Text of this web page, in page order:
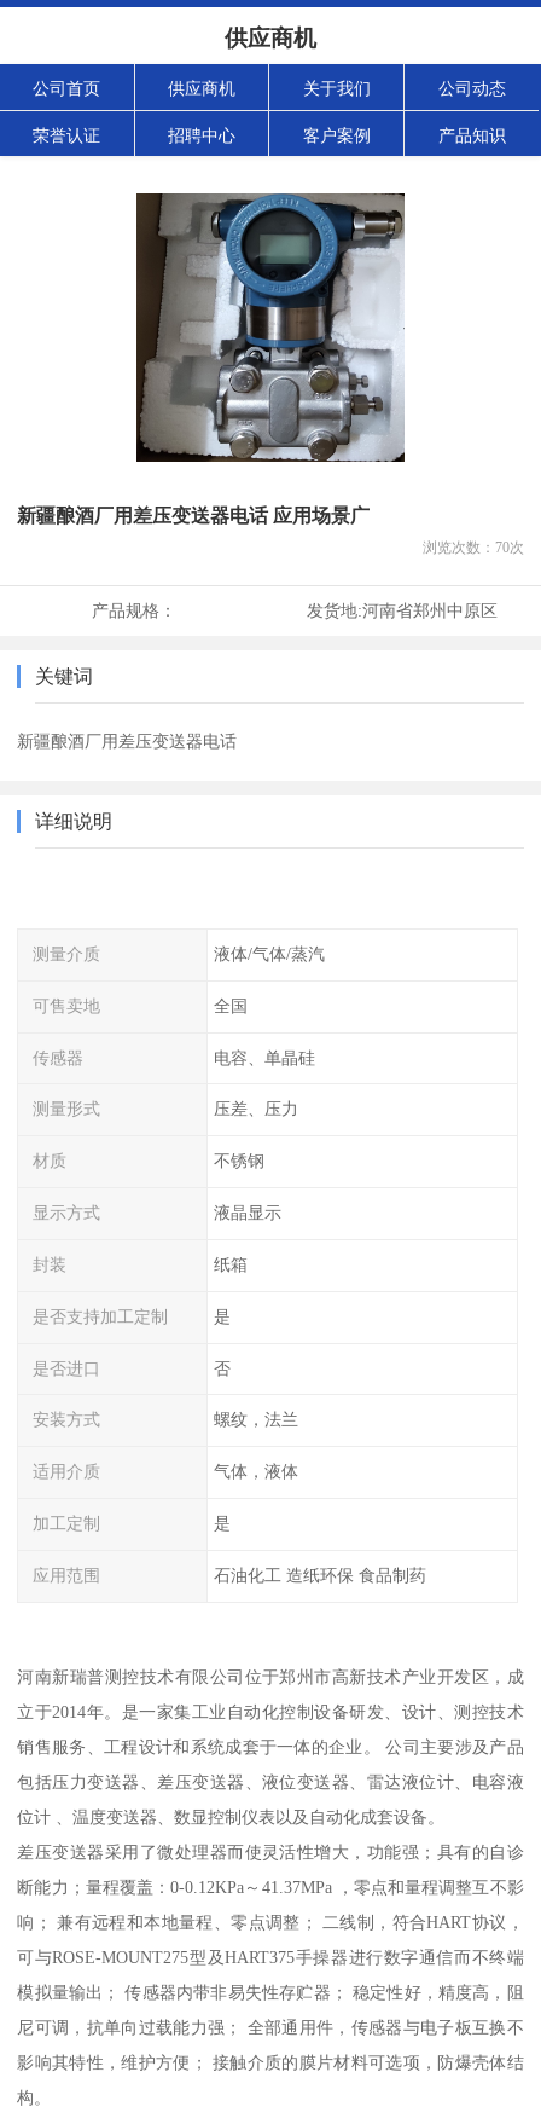
供应商机
公司首页 供应商机 关于我们 公司动态
荣誉认证 招聘中心 客户案例 产品知识
新疆酿酒厂用差压变送器电话 应用场景广
浏览次数： 70次
产品规格： 发货地:河南省郑州中原区
关键词
新疆酿酒厂用差压变送器电话
详细说明
测量介质 液体/气体/蒸汽
可售卖地 全国
传感器 电容、单晶硅
测量形式 压差、压力
材质 不锈钢
显示方式 液晶显示
封装 纸箱
是否支持加工定制 是
是否进口 否
安装方式 螺纹，法兰
适用介质 气体，液体
加工定制 是
应用范围 石油化工 造纸环保 食品制药
河南新瑞普测控技术有限公司位于郑州市高新技术产业开发区，成
立于2014年。是一家集工业自动化控制设备研发、设计、测控技术
销售服务、工程设计和系统成套于一体的企业。 公司主要涉及产品
包括压力变送器、差压变送器、液位变送器、雷达液位计、电容液
位计 、温度变送器、数显控制仪表以及自动化成套设备。
差压变送器采用了微处理器而使灵活性增大，功能强；具有的自诊
断能力；量程覆盖：0-0.12KPa～41.37MPa ，零点和量程调整互不影
响； 兼有远程和本地量程、零点调整； 二线制，符合HART协议，
可与ROSE-MOUNT275型及HART375手操器进行数字通信而不终端
模拟量输出； 传感器内带非易失性存贮器； 稳定性好，精度高，阻
尼可调，抗单向过载能力强； 全部通用件，传感器与电子板互换不
影响其特性，维护方便； 接触介质的膜片材料可选项，防爆壳体结
构。